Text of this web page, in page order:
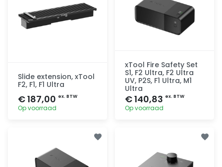
Slide extension, xTool
F2, F1, F1 Ultra
€ 187,00 ex. BTW
Op voorraad
xTool Fire Safety Set
S1, F2 Ultra, F2 Ultra
UV, P2S, F1 Ultra, M1
Ultra
€ 140,83 ex. BTW
Op voorraad